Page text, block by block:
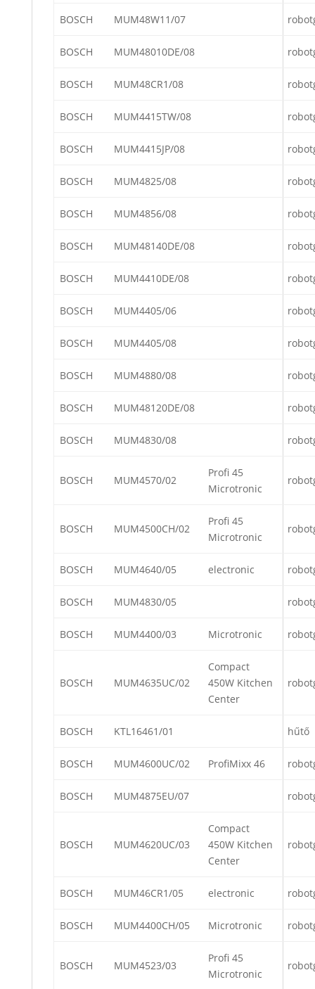
BOSCH MUM48W11/07
BOSCH MUM48010DE/08
BOSCH MUM48CR1/08
BOSCH MUM4415TW/08
BOSCH MUM4415JP/08
BOSCH MUM4825/08
BOSCH MUM4856/08
BOSCH MUM48140DE/08
BOSCH MUM4410DE/08
BOSCH MUM4405/06
BOSCH MUM4405/08
BOSCH MUM4880/08
BOSCH MUM48120DE/08
BOSCH MUM4830/08
BOSCH MUM4570/02
Profi 45
Microtronic
BOSCH MUM4500CH/02
Profi 45
Microtronic
BOSCH MUM4640/05 electronic
BOSCH MUM4830/05
BOSCH MUM4400/03 Microtronic
BOSCH MUM4635UC/02
Compact
450W Kitchen
Center
BOSCH KTL16461/01 hűtő
BOSCH MUM4600UC/02 ProfiMixx 46
BOSCH MUM4875EU/07
BOSCH MUM4620UC/03
Compact
450W Kitchen
Center
BOSCH MUM46CR1/05 electronic
BOSCH MUM4400CH/05 Microtronic
BOSCH MUM4523/03
Profi 45
Microtronic